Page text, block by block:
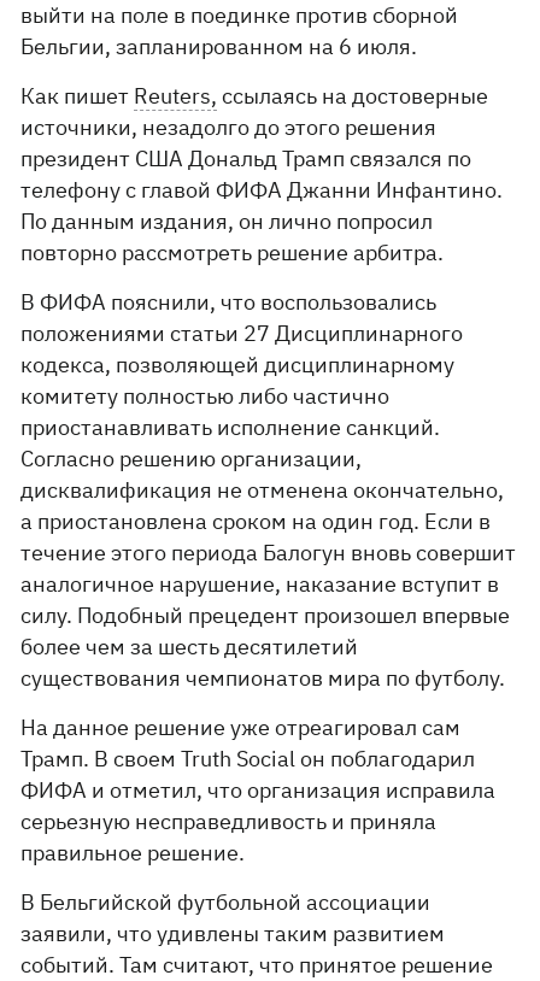
выйти на поле в поединке против сборной
Бельгии, запланированном на 6 июля.
Как пишет Reuters, ссылаясь на достоверные
источники, незадолго до этого решения
президент США Дональд Трамп связался по
телефону с главой ФИФА Джанни Инфантино.
По данным издания, он лично попросил
повторно рассмотреть решение арбитра.
В ФИФА пояснили, что воспользовались
положениями статьи 27 Дисциплинарного
кодекса, позволяющей дисциплинарному
комитету полностью либо частично
приостанавливать исполнение санкций.
Согласно решению организации,
дисквалификация не отменена окончательно,
а приостановлена сроком на один год. Если в
течение этого периода Балогун вновь совершит
аналогичное нарушение, наказание вступит в
силу. Подобный прецедент произошел впервые
более чем за шесть десятилетий
существования чемпионатов мира по футболу.
На данное решение уже отреагировал сам
Трамп. В своем Truth Social он поблагодарил
ФИФА и отметил, что организация исправила
серьезную несправедливость и приняла
правильное решение.
В Бельгийской футбольной ассоциации
заявили, что удивлены таким развитием
событий. Там считают, что принятое решение